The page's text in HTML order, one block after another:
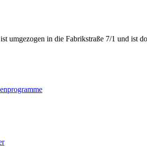
umgezogen in die Fabrikstraße 7/1 und ist